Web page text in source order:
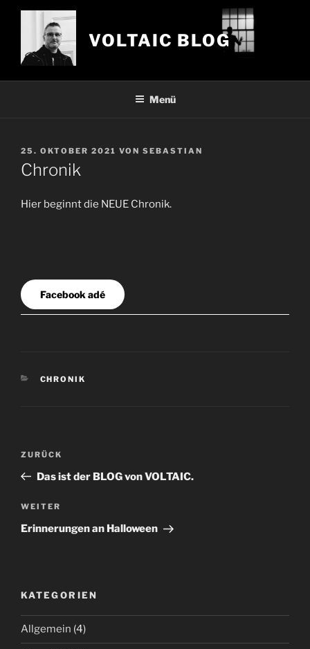
Zum
VOLTAIC BLOG
Menü
VERÖFFENTLICHT
AM
25. OKTOBER 2021 VON SEBASTIAN
Chronik
Hier beginnt die NEUE Chronik.
Facebook adé
KATEGORIEN
CHRONIK
Beitrags-
Vorheriger
Beitrag
ZURÜCK
Das ist der BLOG von VOLTAIC.
Nächster
Beitrag
WEITER
Erinnerungen an Halloween
KATEGORIEN
Allgemein (4)